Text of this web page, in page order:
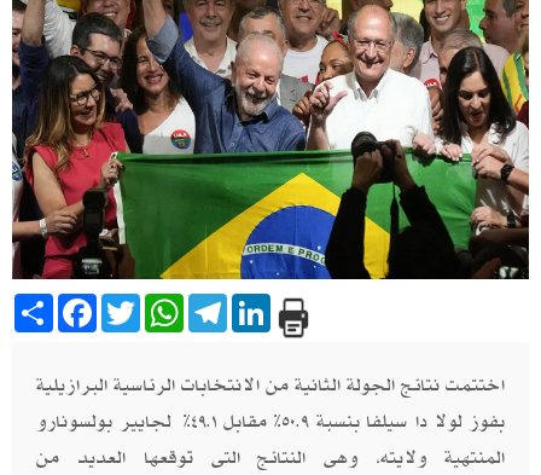
Share Facebook
TwitterWhatsAppTelegramLinkedIn
اختتمت نتائج الجولة الثانية من الانتخابات الرئاسية البرازيلية
بفوز لولا دا سيلفا بنسبة ٥٠.٩٪ مقابل ٤٩.١٪ لجايير بولسونارو
المنتهية ولايته، وهى النتائج التى توقعها العديد من